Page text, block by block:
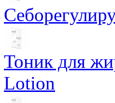
Тоник для
Lotion